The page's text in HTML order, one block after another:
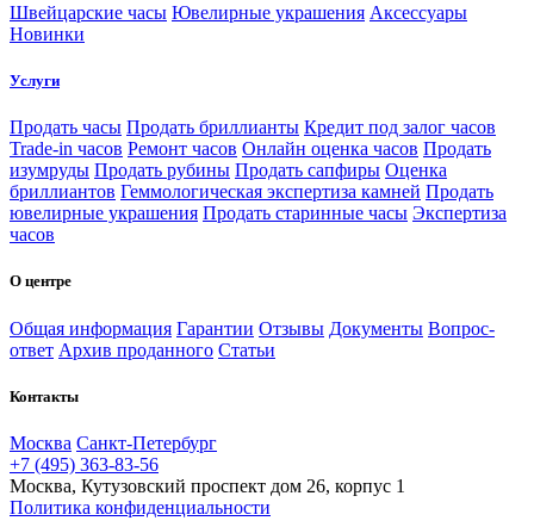
Швейцарские часы Ювелирные украшения Аксессуары
Новинки
Услуги
Продать часы Продать бриллианты Кредит под залог часов
Trade-in часов Ремонт часов Онлайн оценка часов Продать
изумруды Продать рубины Продать сапфиры Оценка
бриллиантов Геммологическая экспертиза камней Продать
ювелирные украшения Продать старинные часы Экспертиза
часов
О центре
Общая информация Гарантии Отзывы Документы Вопрос-
ответ Архив проданного Статьи
Контакты
Москва Санкт-Петербург
+7 (495) 363-83-56
Москва, Кутузовский проспект дом 26, корпус 1
Политика конфиденциальности